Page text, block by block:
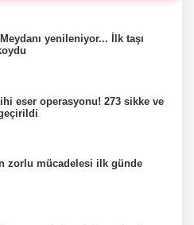
yenileniyor... İlk taşı
eser operasyonu! 273 sikke ve
zorlu mücadelesi ilk günde